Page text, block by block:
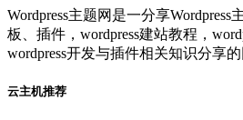
Wordpress主题网是一分享
板、插件，wordpress建站教程，
wordpress开发与插件相关知识分享
云主机推荐